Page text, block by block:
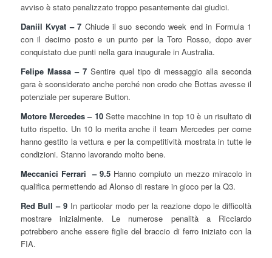
avviso è stato penalizzato troppo pesantemente dai giudici.
Daniil Kvyat – 7 Chiude il suo secondo week end in Formula 1
con il decimo posto e un punto per la Toro Rosso, dopo aver
conquistato due punti nella gara inaugurale in Australia.
Felipe Massa – 7 Sentire quel tipo di messaggio alla seconda
gara è sconsiderato anche perché non credo che Bottas avesse il
potenziale per superare Button.
Motore Mercedes – 10Sette macchine in top 10 è un risultato di
tutto rispetto. Un 10 lo merita anche il team Mercedes per come
hanno gestito la vettura e per la competitività mostrata in tutte le
condizioni. Stanno lavorando molto bene.
Meccanici Ferrari – 9.5Hanno compiuto un mezzo miracolo in
qualifica permettendo ad Alonso di restare in gioco per la Q3.
Red Bull – 9 In particolar modo per la reazione dopo le difficoltà
mostrare inizialmente. Le numerose penalità a Ricciardo
potrebbero anche essere figlie del braccio di ferro iniziato con la
FIA.